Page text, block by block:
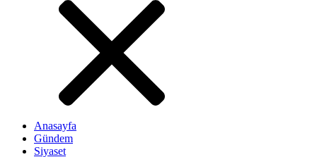
Anasayfa
Gündem
Siyaset